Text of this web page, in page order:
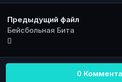
Предыдущий файл
Бейсбольная Бита
0